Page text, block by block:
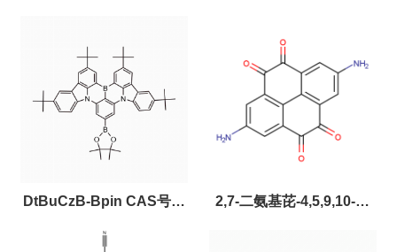
DtBuCzB-Bpin CAS号：
2643331-97-7
2,7-二氨基芘-4,5,9,10-四